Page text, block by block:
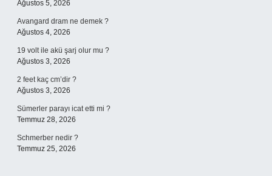
Ağustos 5, 2026
Avangard dram ne demek ?
Ağustos 4, 2026
19 volt ile akü şarj olur mu ?
Ağustos 3, 2026
2 feet kaç cm’dir ?
Ağustos 3, 2026
Sümerler parayı icat etti mi ?
Temmuz 28, 2026
Schmerber nedir ?
Temmuz 25, 2026